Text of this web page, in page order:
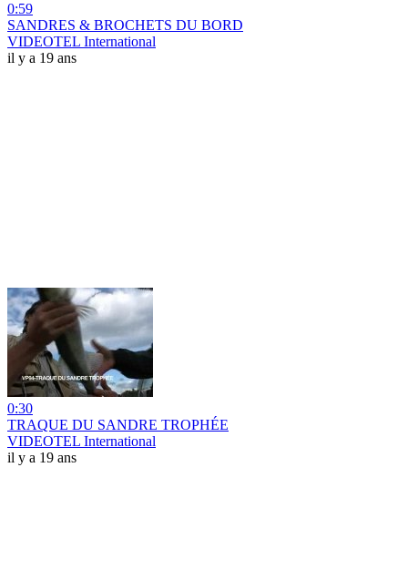
0:59
SANDRES & BROCHETS DU BORD
VIDEOTEL International
il y a 19 ans
0:30
TRAQUE DU SANDRE TROPHÉE
VIDEOTEL International
il y a 19 ans